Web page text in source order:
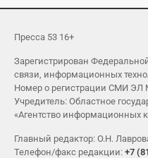
Пресса 53 16+
Зарегистрирован
связи, информационных
Номер о регистрации СМИ ЭЛ
Учредитель: Областное
«Агентство информационных
Главный редактор: О.Н.
Телефон/факс редакции: +7